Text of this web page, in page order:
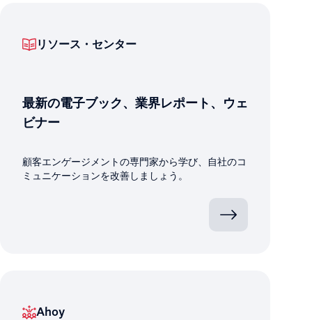
リソース・センター
最新の電子ブック、業界レポート、ウェ
ビナー
顧客エンゲージメントの専門家から学び、自社のコ
ミュニケーションを改善しましょう。
Ahoy